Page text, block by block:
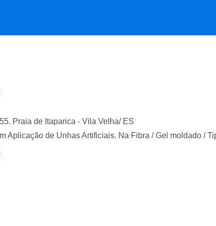
Praia de Itaparica - Vila Velha/ ES
Aplicação de Unhas Artificiais. Na Fibra / Gel moldado /